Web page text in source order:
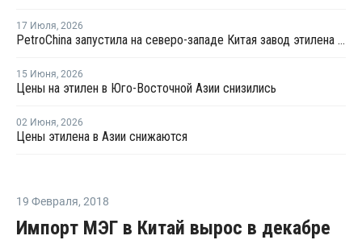
17 Июля, 2026
PetroChina запустила на северо-западе Китая завод этилена мощностью 1,2 млн тонн
15 Июня, 2026
Цены на этилен в Юго-Восточной Азии снизились
02 Июня, 2026
Цены этилена в Азии снижаются
19 Февраля, 2018
Импорт МЭГ в Китай вырос в декабре